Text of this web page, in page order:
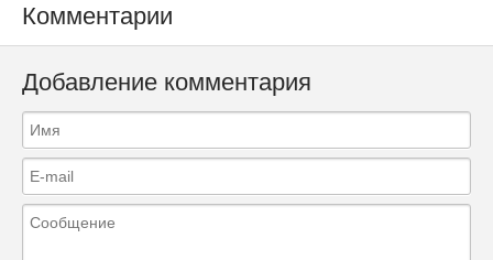
Комментарии
Добавление комментария